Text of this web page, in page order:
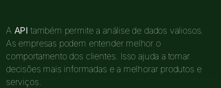
A API também permite a análise de dados valiosos.
As empresas podem entender melhor o
comportamento dos clientes. Isso ajuda a tomar
decisões mais informadas e a melhorar produtos e
serviços.